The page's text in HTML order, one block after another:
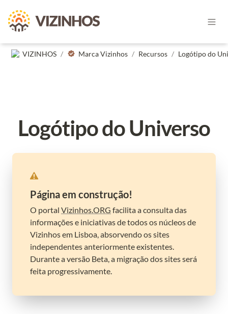
VIZINHOS / Marca Vizinhos / Recursos / Logótipo do
Logótipo do Universo
Página em construção!
O portal Vizinhos.ORG facilita a consulta das
informações e iniciativas de todos os núcleos de
Vizinhos em Lisboa, absorvendo os sites
independentes anteriormente existentes.
Durante a versão Beta, a migração dos sites será
feita progressivamente.